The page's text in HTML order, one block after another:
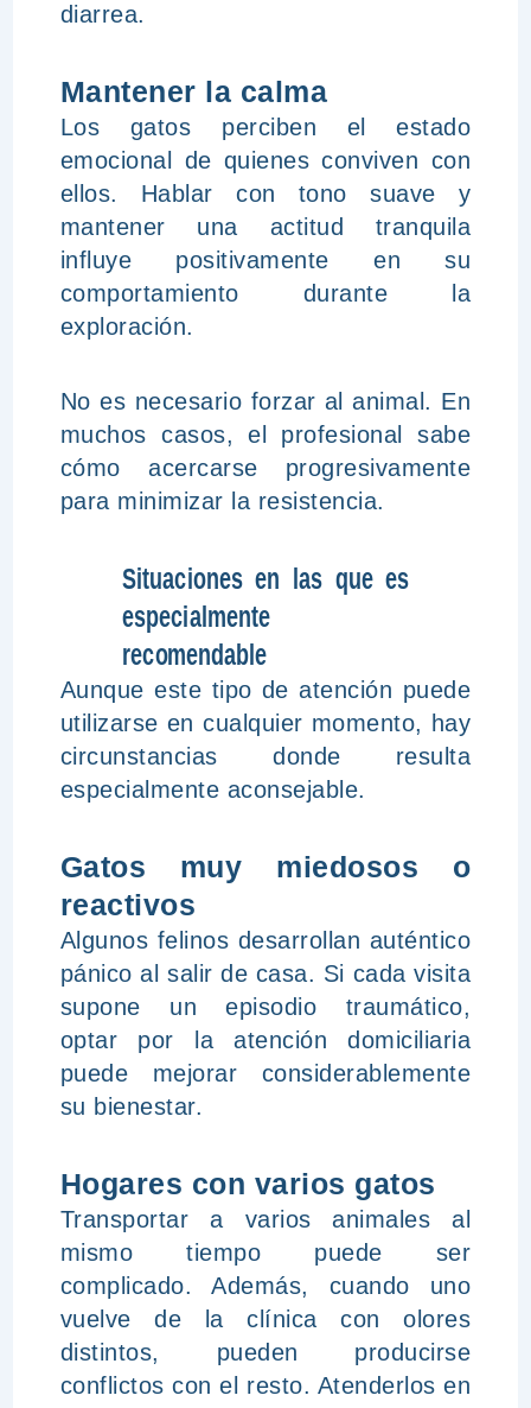
diarrea.
Mantener la calma
Los gatos perciben el estado
emocional de quienes conviven con
ellos. Hablar con tono suave y
mantener una actitud tranquila
influye positivamente en su
comportamiento durante la
exploración.
No es necesario forzar al animal. En
muchos casos, el profesional sabe
cómo acercarse progresivamente
para minimizar la resistencia.
Situaciones en las que es
especialmente
recomendable
Aunque este tipo de atención puede
utilizarse en cualquier momento, hay
circunstancias donde resulta
especialmente aconsejable.
Gatos muy miedosos o
reactivos
Algunos felinos desarrollan auténtico
pánico al salir de casa. Si cada visita
supone un episodio traumático,
optar por la atención domiciliaria
puede mejorar considerablemente
su bienestar.
Hogares con varios gatos
Transportar a varios animales al
mismo tiempo puede ser
complicado. Además, cuando uno
vuelve de la clínica con olores
distintos, pueden producirse
conflictos con el resto. Atenderlos en